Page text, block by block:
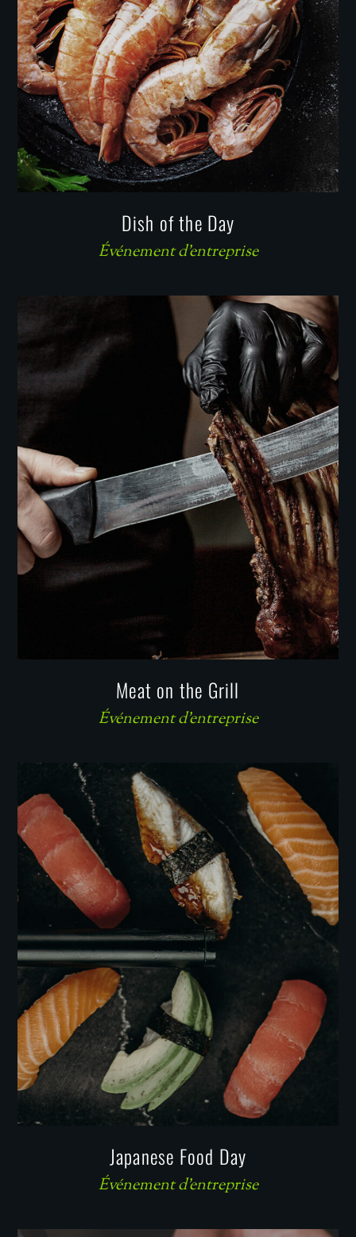
Dish of the Day
Événement d'entreprise
Meat on the Grill
Événement d'entreprise
Japanese Food Day
Événement d'entreprise